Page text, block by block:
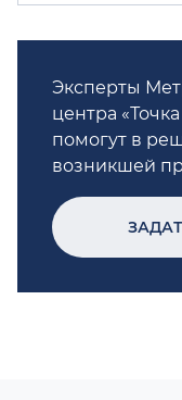
Эксперты
центра
помогут в
возникшей